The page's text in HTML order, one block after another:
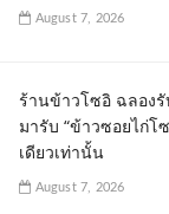
August 7, 2026
ร้านข้าวโซอิ ฉลอง
มารับ “ข้าวซอยไก่โ
เดียวเท่านั้น
August 7, 2026